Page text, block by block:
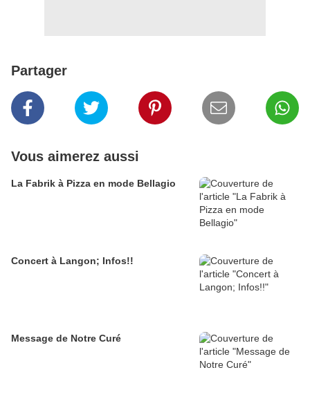
Partager
Vous aimerez aussi
La Fabrik à Pizza en mode Bellagio
Concert à Langon; Infos!!
Message de Notre Curé